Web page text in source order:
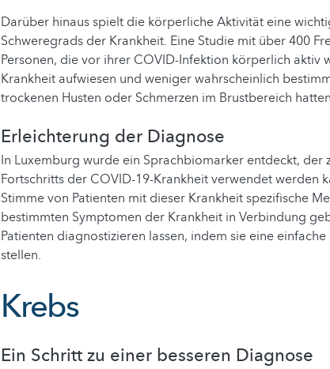
Darüber hinaus spielt die körperliche Aktivität eine
Schweregrads der Krankheit. Eine Studie mit über 400
Personen, die vor ihrer COVID-Infektion körperlich aktiv
Krankheit aufwiesen und weniger wahrscheinlich
trockenen Husten oder Schmerzen im Brustbereich
Erleichterung der Diagnose
In Luxemburg wurde ein Sprachbiomarker entdeckt, der
Fortschritts der COVID-19-Krankheit verwendet werden
Stimme von Patienten mit dieser Krankheit spezifische
bestimmten Symptomen der Krankheit in Verbindung
Patienten diagnostizieren lassen, indem sie eine
stellen.
Krebs
Ein Schritt zu einer besseren Diagnose